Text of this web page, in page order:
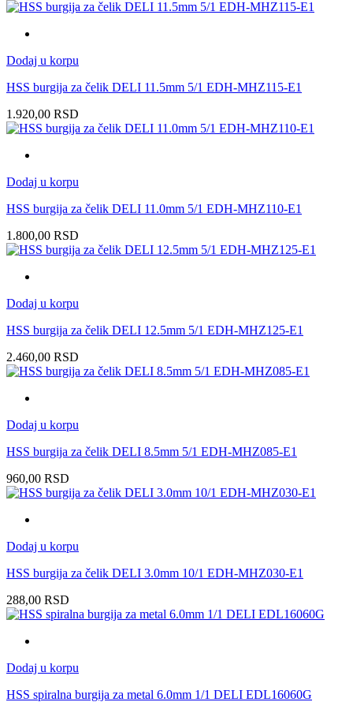
Dodaj u korpu
HSS burgija za čelik DELI 11.5mm 5/1 EDH-MHZ115-E1
1.920,00 RSD
Dodaj u korpu
HSS burgija za čelik DELI 11.0mm 5/1 EDH-MHZ110-E1
1.800,00 RSD
Dodaj u korpu
HSS burgija za čelik DELI 12.5mm 5/1 EDH-MHZ125-E1
2.460,00 RSD
Dodaj u korpu
HSS burgija za čelik DELI 8.5mm 5/1 EDH-MHZ085-E1
960,00 RSD
Dodaj u korpu
HSS burgija za čelik DELI 3.0mm 10/1 EDH-MHZ030-E1
288,00 RSD
Dodaj u korpu
HSS spiralna burgija za metal 6.0mm 1/1 DELI EDL16060G